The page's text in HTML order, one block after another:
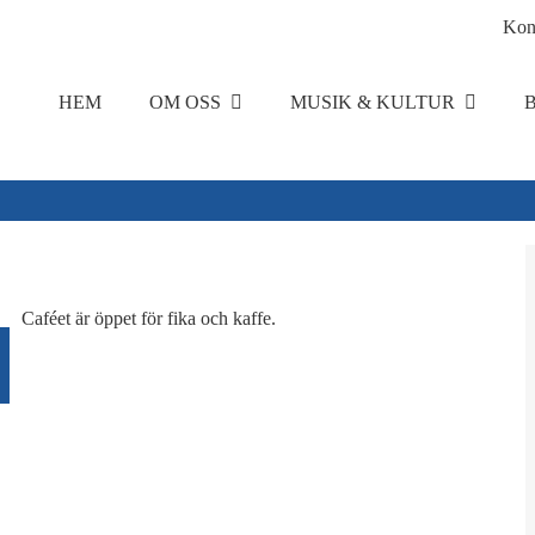
HEM OM OSS MUSIK & KULTUR
Caféet är öppet för fika och kaffe.